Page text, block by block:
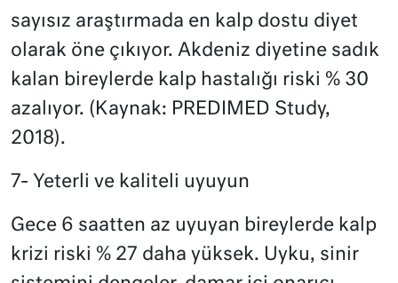
sayısız araştırmada en kalp dostu diyet
olarak öne çıkıyor. Akdeniz diyetine sadık
kalan bireylerde kalp hastalığı riski % 30
azalıyor. (Kaynak: PREDIMED Study,
2018).
7- Yeterli ve kaliteli uyuyun
Gece 6 saatten az uyuyan bireylerde kalp
krizi riski % 27 daha yüksek. Uyku, sinir